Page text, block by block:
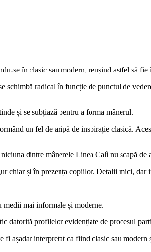
se în clasic sau modern, reușind astfel să
radical în funcție de punctul de
și se subțiază pentru a forma mânerul.
un fel de aripă de inspirație clasică.
dintre mânerele Linea Calì nu scapă de
chiar și în prezența copiilor. Detalii mici, dar
medii mai informale și moderne.
datorită profilelor evidențiate de procesul
așadar interpretat ca fiind clasic sau